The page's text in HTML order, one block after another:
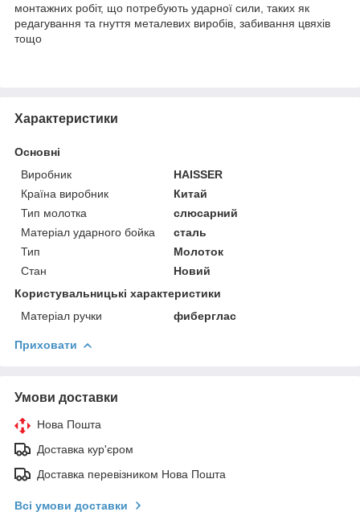
монтажних робіт, що потребують ударної сили, таких як
редагування та гнуття металевих виробів, забивання цвяхів
тощо
Характеристики
Основні
Виробник
HAISSER
Країна виробник
Китай
Тип молотка
слюсарний
Матеріал ударного бойка
сталь
Тип
Молоток
Стан
Новий
Користувальницькі характеристики
Матеріал ручки
фиберглас
Приховати
Умови доставки
Нова Пошта
Доставка кур'єром
Доставка перевізником Нова Пошта
Всі умови доставки